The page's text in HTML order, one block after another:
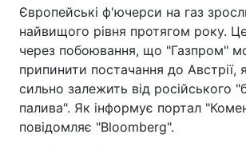
Європейські ф'ючерси на газ
найвищого рівня протягом року.
через побоювання, що "Газпром"
припинити постачання до Австрії,
сильно залежить від російського
палива". Як інформує портал
повідомляє "Bloomberg".